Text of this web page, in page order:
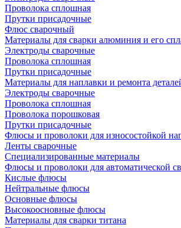
Проволока сплошная
Прутки присадочные
Флюс сварочный
Материалы для сварки алюминия и его
Электроды сварочные
Проволока сплошная
Прутки присадочные
Материалы для наплавки и ремонта
Электроды сварочные
Проволока сплошная
Проволока порошковая
Прутки присадочные
Флюсы и проволоки для износостойкой
Ленты сварочные
Специализированные материалы
Флюсы и проволоки для автоматической
Кислые флюсы
Нейтральные флюсы
Основные флюсы
Высокоосновные флюсы
Материалы для сварки титана